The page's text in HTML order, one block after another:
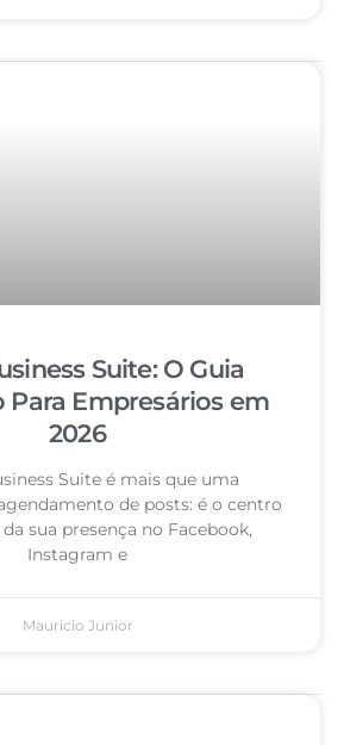
Suite: O Guia
Para Empresários em
2026
Suite é mais que uma
de posts: é o centro
sua presença no Facebook,
Instagram e
Mauricio Junior